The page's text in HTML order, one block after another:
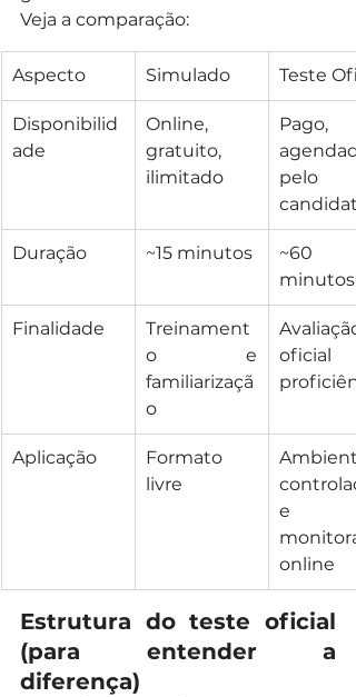
Veja a comparação:
Aspecto Simulado Teste
Disponibilid
ade
Online,
gratuito,
ilimitado
Pago,
pelo
Duração ~15 minutos
~60
minutos
Finalidade
Treinament
o e
familiarizaçã
o
Avaliação
oficial
Aplicação
Formato
livre
e
online
Estrutura do teste oficial
(para entender a
diferença)